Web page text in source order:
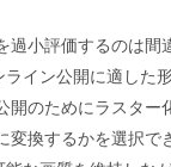
小評価するのは間
イン公開に適した
のためにラスター
換するかを選択で